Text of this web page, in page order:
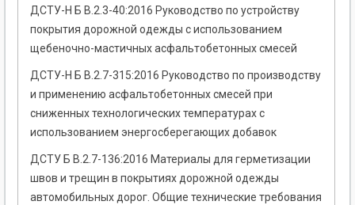
ДСТУ-Н Б В.2.3-40:2016 Руководство по устройству
покрытия дорожной одежды с использованием
щебеночно-мастичных асфальтобетонных смесей
ДСТУ-Н Б В.2.7-315:2016 Руководство по производству
и применению асфальтобетонных смесей при
cниженных технологических температурах с
использованием энергосберегающих добавок
ДСТУ Б В.2.7-136:2016 Материалы для герметизации
швов и трещин в покрытиях дорожной одежды
автомобильных дорог. Общие технические требования